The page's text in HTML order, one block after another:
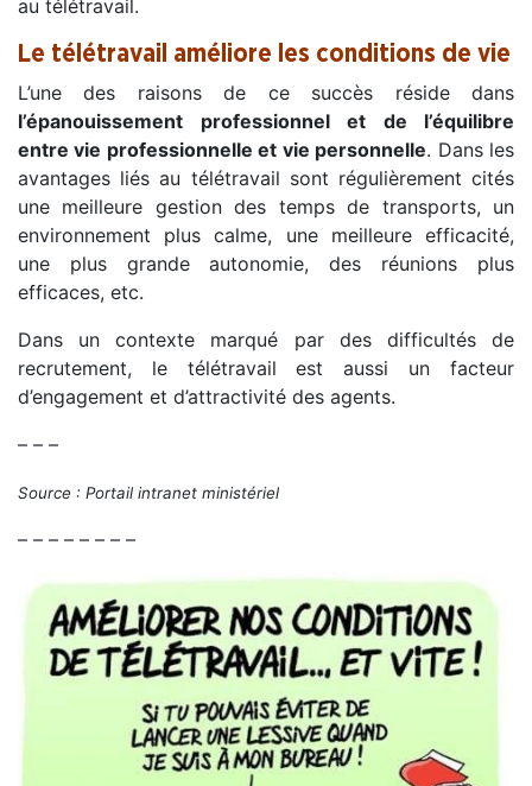
au télétravail.
Le télétravail améliore les conditions de vie
L’une des raisons de ce succès réside dans
l’épanouissement professionnel et de l’équilibre
entre vie professionnelle et vie personnelle. Dans les
avantages liés au télétravail sont régulièrement cités
une meilleure gestion des temps de transports, un
environnement plus calme, une meilleure efficacité,
une plus grande autonomie, des réunions plus
efficaces, etc.
Dans un contexte marqué par des difficultés de
recrutement, le télétravail est aussi un facteur
d’engagement et d’attractivité des agents.
– – –
Source : Portail intranet ministériel
– – – – – – – –